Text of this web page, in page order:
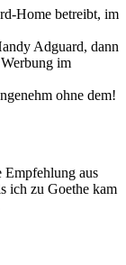
Home betreibt, im
Adguard, dann
im
ohne dem!
Empfehlung aus
ich zu Goethe kam